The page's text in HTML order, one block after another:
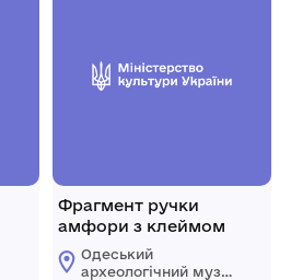
Фрагмент ручки
амфори з клеймом
Одеський
археологічний музей